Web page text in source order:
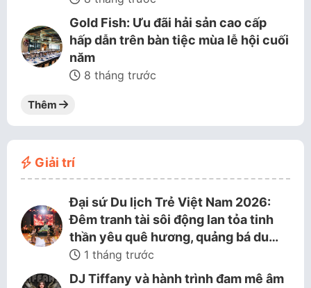
Gold Fish: Ưu đãi hải sản cao cấp
hấp dẫn trên bàn tiệc mùa lễ hội cuối
năm
8 tháng trước
Thêm
Giải trí
Đại sứ Du lịch Trẻ Việt Nam 2026:
Đêm tranh tài sôi động lan tỏa tinh
thần yêu quê hương, quảng bá du…
1 tháng trước
DJ Tiffany và hành trình đam mê âm